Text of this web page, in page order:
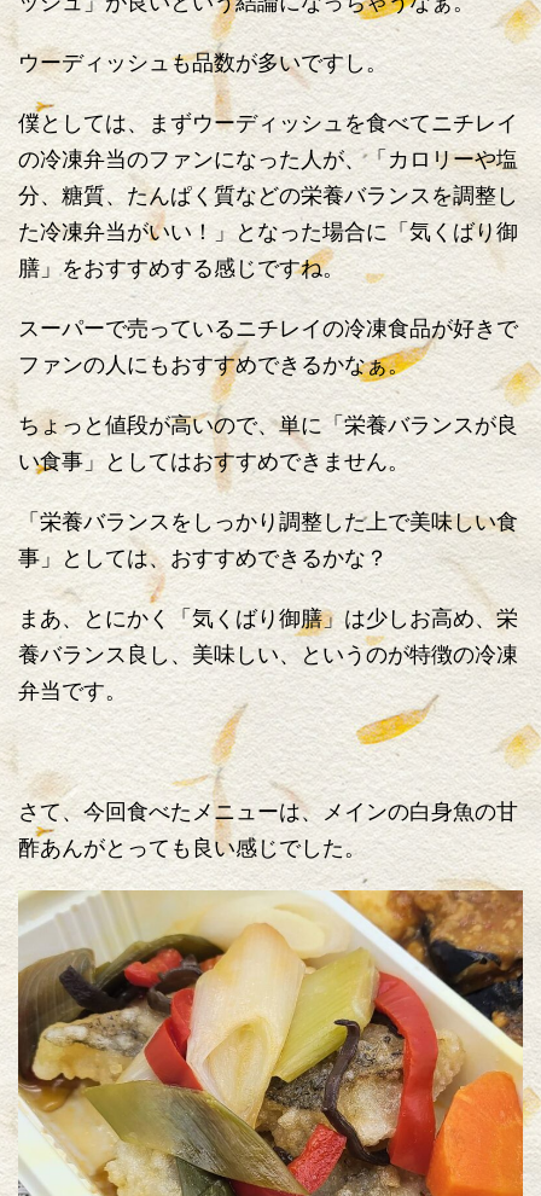
ウーディッシュも品数が多いですし。
僕としては、まずウーディッシュを食べてニチレイ
の冷凍弁当のファンになった人が、「カロリーや塩
分、糖質、たんぱく質などの栄養バランスを調整し
た冷凍弁当がいい！」となった場合に「気くばり御
膳」をおすすめする感じですね。
スーパーで売っているニチレイの冷凍食品が好きで
ファンの人にもおすすめできるかなぁ。
ちょっと値段が高いので、単に「栄養バランスが良
い食事」としてはおすすめできません。
「栄養バランスをしっかり調整した上で美味しい食
事」としては、おすすめできるかな？
まあ、とにかく「気くばり御膳」は少しお高め、栄
養バランス良し、美味しい、というのが特徴の冷凍
弁当です。
さて、今回食べたメニューは、メインの白身魚の甘
酢あんがとっても良い感じでした。